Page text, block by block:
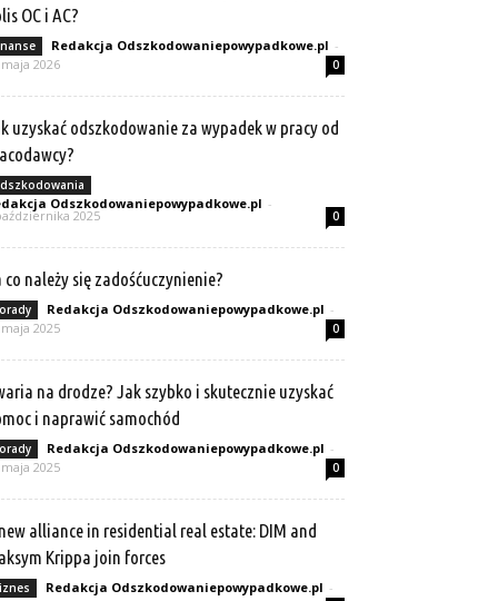
OC i AC?
Redakcja Odszkodowaniepowypadkowe.pl -
2026
0
uzyskać odszkodowanie za wypadek w pracy od
Odszkodowaniepowypadkowe.pl -
2025 0
co należy się zadośćuczynienie?
Redakcja Odszkodowaniepowypadkowe.pl -
2025
0
na drodze? Jak szybko i skutecznie uzyskać
i naprawić samochód
Redakcja Odszkodowaniepowypadkowe.pl -
2025
0
alliance in residential real estate: DIM and
Krippa join forces
Redakcja Odszkodowaniepowypadkowe.pl -